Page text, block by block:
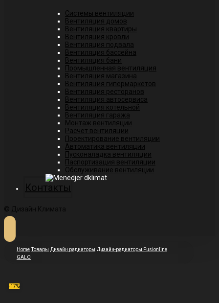
Системы вентиляции
Вентиляция домов
Вентиляция квартиры
Вентиляция кровли
Вентиляция подвала
Вентиляция бассейна
Вентиляция бани
Промышленная вентиляция
Вентиляция магазина
Вентиляция гипермаркетов
Вентиляция ресторанов
Вентиляция автосервиса
Вентиляция котельной
Вентиляция гаража
Монтаж вентиляции
Расчет вентиляции
Проектирование вентиляции
Автоматика вентиляции
Пусконаладка вентиляции
Паспортизация вентиляции
Обслуживание вентиляции
Контакты
© Дизайн Климата
Home Товары Дизайн радиаторы Дизайн-радиаторы Fusionline
GALO
-17%